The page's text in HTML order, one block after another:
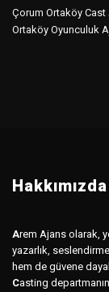
Çorum Ortaköy Cast
Ortaköy Oyunculuk
Hakkımızda
Arem Ajans olarak,
yazarlık,
hem de güvene
Casting